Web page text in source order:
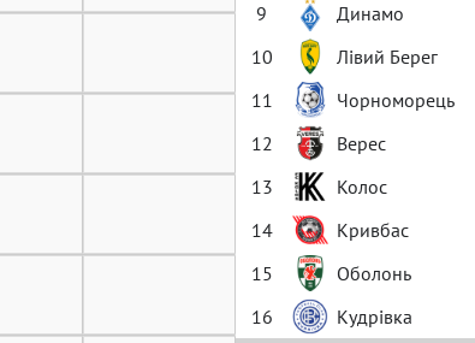
9
Динамо
10
Лівий Берег
11
Чорноморець
12
Верес
13
Колос
14
Кривбас
15
Оболонь
16
Кудрівка